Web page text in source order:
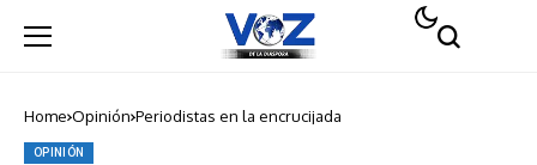
Home Opinión Periodistas en la encrucijada
OPINIÓN